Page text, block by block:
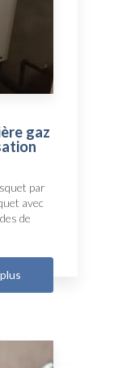
gaz
par
avec
de